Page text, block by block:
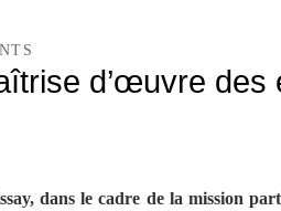
d’œuvre des
dans le cadre de la mission